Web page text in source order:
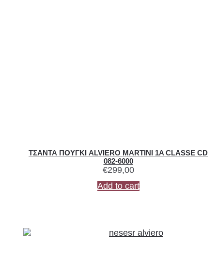
ΤΣΑΝΤΑ ΠΟΥΓΚΙ ALVIERO MARTINI 1A CLASSE CD
082-6000
€299,00
Add to cart